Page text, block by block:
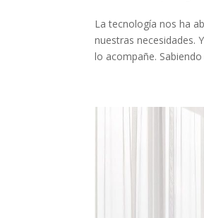
La tecnología nos ha
nuestras necesidades.
lo acompañe.